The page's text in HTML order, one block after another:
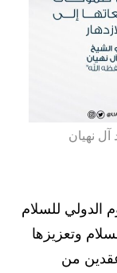
نهيان
الدولي للسلام
السلام وتعزيزها
من